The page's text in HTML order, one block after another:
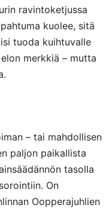
ravintoketjussa
kuolee, sitä
tuoda kuihtuvalle
merkkiä – mutta
– tai mahdollisen
paljon paikallista
tasolla
On
Oopperajuhlien